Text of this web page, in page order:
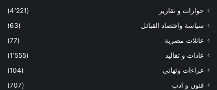
حوارات و تقارير
(4٬221)
سياسة واقتصاد القبائل
(63)
عائلات مصرية
(77)
عادات و تقاليد
(1٬555)
عزاءات وتهانى
(104)
فنون و ادب
(707)